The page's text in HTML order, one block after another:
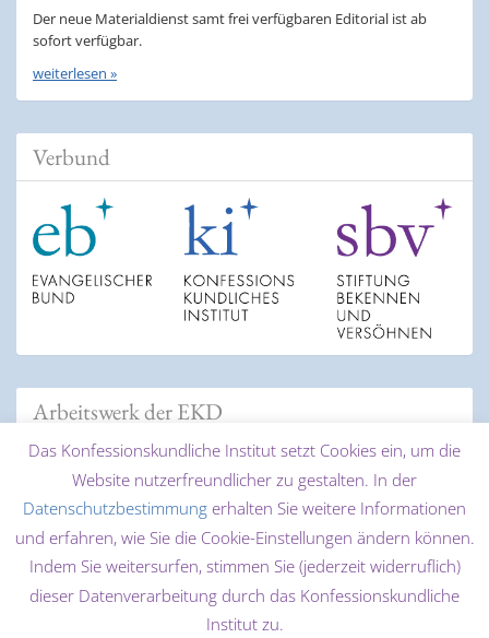
Der neue Materialdienst samt frei verfügbaren Editorial ist ab
sofort verfügbar.
weiterlesen »
Verbund
Arbeitswerk der EKD
© 2026 Konfessionskundliches Institut des Evangelischen
Das Konfessionskundliche Institut setzt Cookies ein, um die
Website nutzerfreundlicher zu gestalten. In der
Datenschutzbestimmung erhalten Sie weitere Informationen
und erfahren, wie Sie die Cookie-Einstellungen ändern können.
Indem Sie weitersurfen, stimmen Sie (jederzeit widerruflich)
dieser Datenverarbeitung durch das Konfessionskundliche
Institut zu.